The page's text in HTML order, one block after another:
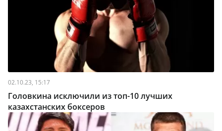
02.10.23, 15:17
Головкина исключили из топ-10 лучших
казахстанских боксеров